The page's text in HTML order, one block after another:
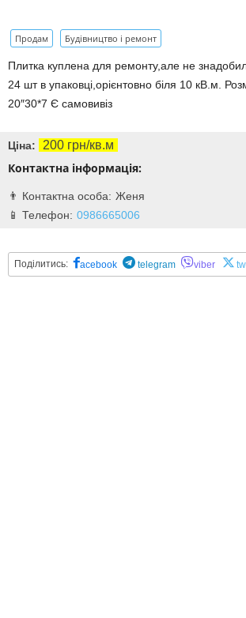
Продам Будівництво і ремонт
Плитка куплена для ремонту,але не
24 шт в упаковці,орієнтовно біля 10 кВ.м.
20″30*7 Є самовивіз
Контактна інформація:
Женя
0986665006
Ціна: 200 грн/кв.м
Поділитись: acebook telegram viber